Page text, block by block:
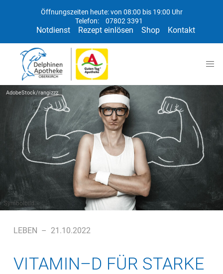
Öffnungszeiten heute: von 08:00 bis 19:00 Uhr
Telefon:
07802 3391
Notdienst Rezept einlösen Shop Kontakt
AdobeStock/rangizzz
Symbolbild
LEBEN – 21.10.2022
VITAMIN–D FÜR STARKE